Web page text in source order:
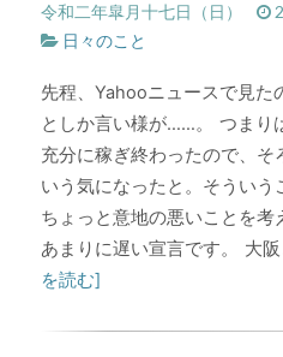
令和二年皐月十七日（日）
日々のこと
先程、Yahooニュースで見
としか言い様が……。 つまり
充分に稼ぎ終わったので、そ
いう気になったと。そういう
ちょっと意地の悪いことを考
あまりに遅い宣言です。 大
を読む]